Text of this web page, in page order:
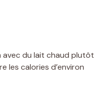
du lait chaud plutôt
les calories d’environ